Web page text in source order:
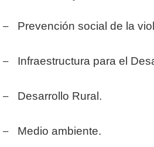
– Prevención social de la
– Infraestructura para el
– Desarrollo Rural.
– Medio ambiente.